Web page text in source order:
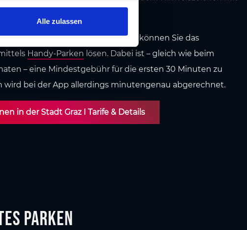
Alle zulassen
kein Kleingeld eingesteckt haben, können Sie das
Handy-Parken lösen. Dabei ist – gleich wie beim
– eine Mindestgebühr für die ersten 30 Minuten zu
wird bei der App allerdings minutengenau abgerechnet.
in der Stadt Graz I Tarife & Details
Parken